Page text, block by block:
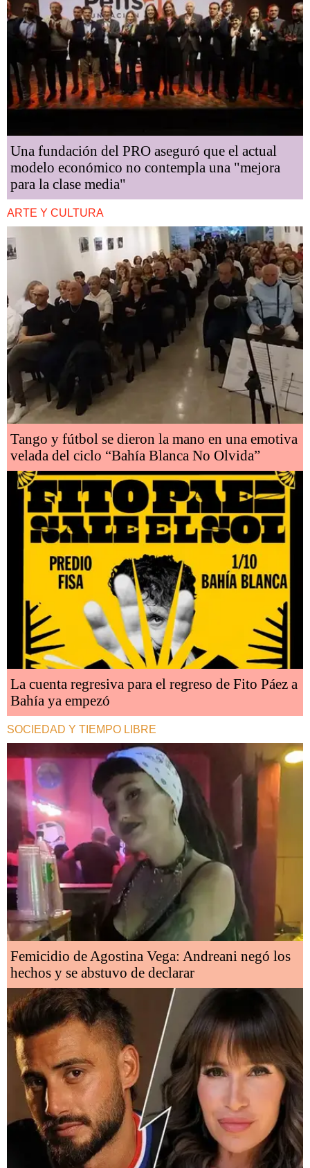
Una fundación del PRO aseguró que el actual
modelo económico no contempla una "mejora
para la clase media"
ARTE Y CULTURA
Tango y fútbol se dieron la mano en una emotiva
velada del ciclo “Bahía Blanca No Olvida”
La cuenta regresiva para el regreso de Fito Páez a
Bahía ya empezó
SOCIEDAD Y TIEMPO LIBRE
Femicidio de Agostina Vega: Andreani negó los
hechos y se abstuvo de declarar